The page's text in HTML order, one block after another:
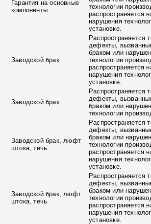
Гарантия на основные
компоненты
технологии
распространяется
нарушения
установке.
Заводской брак
Распространяется
дефекты,
браком или
технологии
распространяется
нарушения
установке.
Заводской брак
Распространяется
дефекты,
браком или
технологии
Заводской брак, люфт
штока, течь
Распространяется
дефекты,
браком или
технологии
распространяется
нарушения
установке.
Заводской брак, люфт
штока, течь
Распространяется
дефекты,
браком или
технологии
распространяется
нарушения
установке.